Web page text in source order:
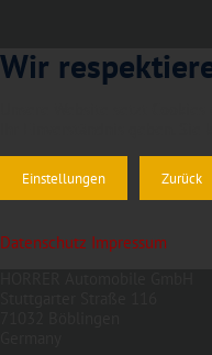
Wir
Einstellungen Zurück
Datenschutz Impressum